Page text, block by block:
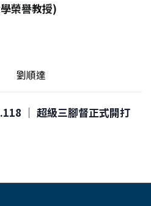
榮譽教授)
劉順達
│ 超級三腳督正式開打